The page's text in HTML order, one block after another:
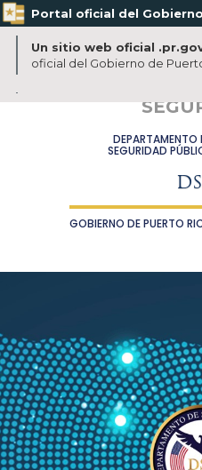
Portal oficial del
Un sitio web oficial
oficial del Gobierno de
DEPARTAMENTO
SEGURIDAD
GOBIERNO DE PUERTO